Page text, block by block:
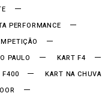
PERFORMANCE
PAULO
KART F4
F400
KART NA CHUVA